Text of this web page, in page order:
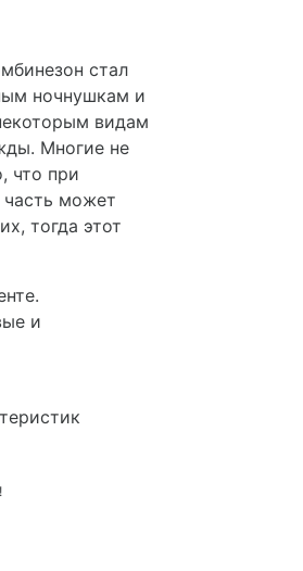
стал
ночнушкам и
видам
Многие не
что при
может
тогда этот
и